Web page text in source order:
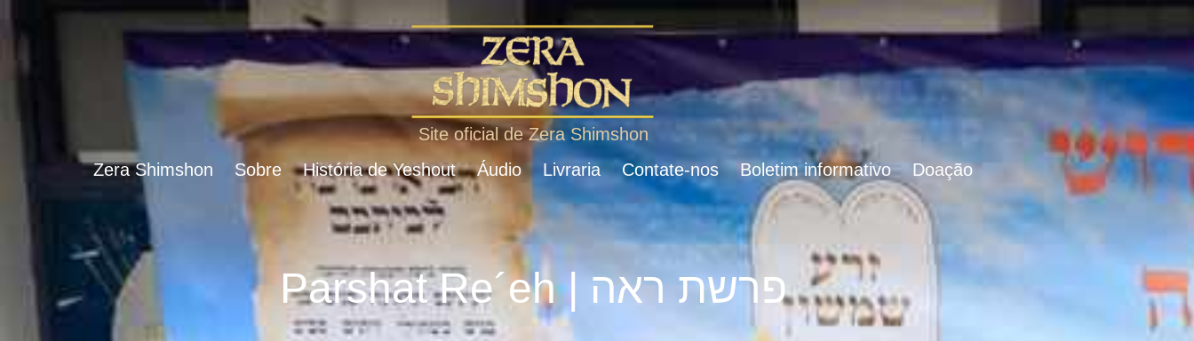
Site oficial de Zera Shimshon
Zera Shimshon
Sobre História de Yeshout Áudio Livraria Contate-nos Boletim informativo Doação
Parshat Re´eh | פרשת ראה